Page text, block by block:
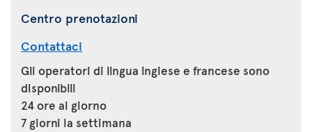
Centro prenotazioni
Contattaci
Gli operatori di lingua inglese e francese sono
disponibili
24 ore al giorno
7 giorni la settimana